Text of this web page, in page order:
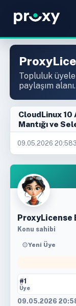
Topluluk
paylaşım alanı.
CloudLinux
Mantığı ve
09.05.2026 20:58
ProxyLicense
Konu sahibi
Yeni Üye
#1
Üye
09.05.2026